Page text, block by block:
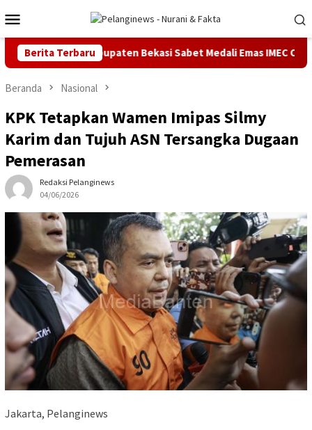
ke
kontenMobile
Berita Terbaru
SDN Kabupaten Bekasi Sabet Medali Emas IMEC Olympiad di
Beranda Nasional
KPK Tetapkan Wamen Imipas Silmy
Karim dan Tujuh ASN Tersangka Dugaan
Pemerasan
Redaksi Pelanginews
04/06/2026
Jakarta, Pelanginews